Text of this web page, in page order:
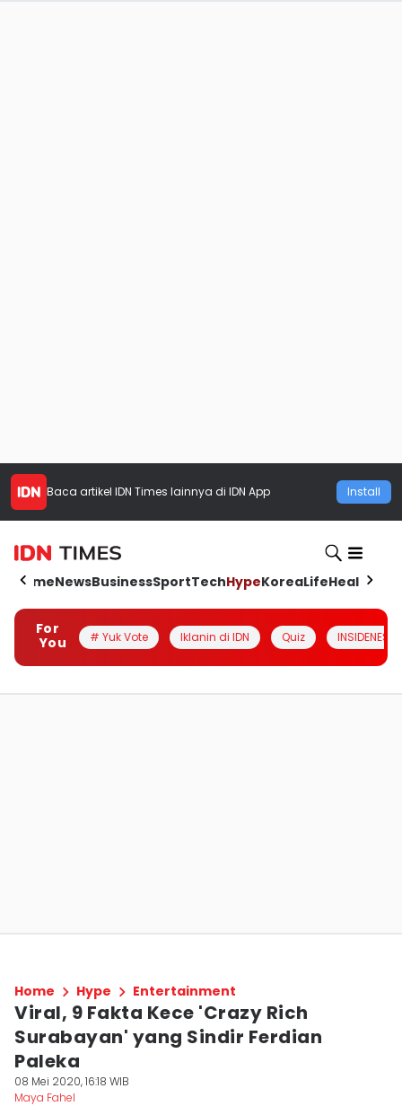
Baca artikel IDN Times lainnya di IDN App Install
HomeNewsBusinessSportTechHypeKoreaLifeHealth
For
You
# Yuk Vote Iklanin di IDN Quiz INSIDENESIA
Home Hype Entertainment
Viral, 9 Fakta Kece 'Crazy Rich
Surabayan' yang Sindir Ferdian
Paleka
08 Mei 2020, 16:18 WIB
Maya Fahel